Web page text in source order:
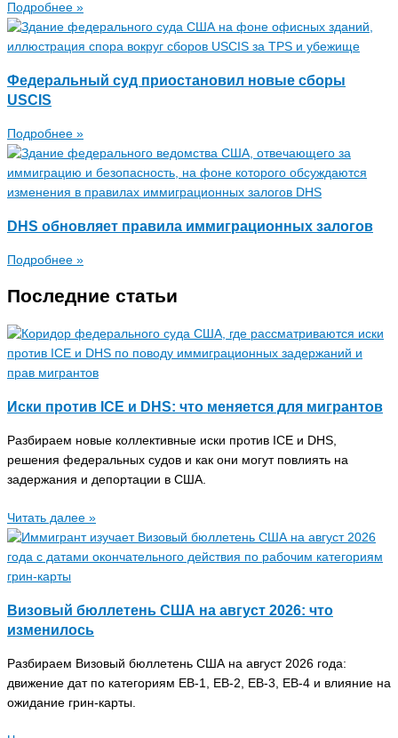
Подробнее »
Федеральный суд приостановил новые сборы
USCIS
Подробнее »
DHS обновляет правила иммиграционных залогов
Подробнее »
Последние статьи
Иски против ICE и DHS: что меняется для мигрантов
Разбираем новые коллективные иски против ICE и DHS,
решения федеральных судов и как они могут повлиять на
задержания и депортации в США.
Читать далее »
Визовый бюллетень США на август 2026: что
изменилось
Разбираем Визовый бюллетень США на август 2026 года:
движение дат по категориям EB-1, EB-2, EB-3, EB-4 и влияние на
ожидание грин-карты.